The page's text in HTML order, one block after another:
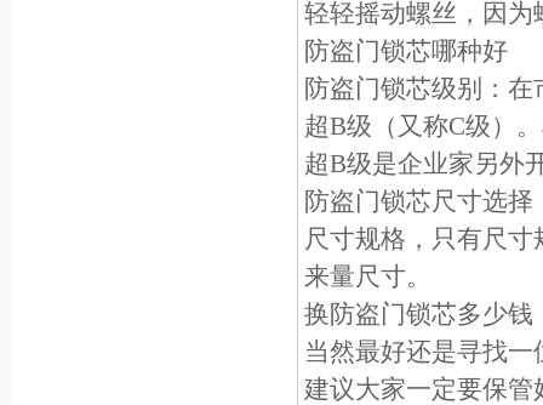
轻轻摇动螺丝，因
防盗门锁芯哪种好
防盗门锁芯级别：
超B级（又称C级）
超B级是企业家另外
防盗门锁芯尺寸选
尺寸规格，只有尺
来量尺寸。
换防盗门锁芯多少钱
当然最好还是寻找
建议大家一定要保